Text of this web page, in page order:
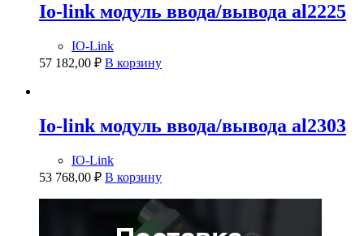
Io-link модуль ввода/вывода al2225
IO-Link
57 182,00 ₽ В корзину
Io-link модуль ввода/вывода al2303
IO-Link
53 768,00 ₽ В корзину